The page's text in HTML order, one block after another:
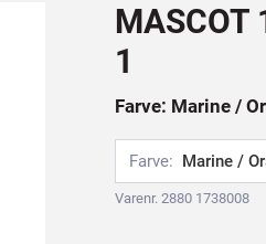
MASCOT
1
Farve: Marine /
Farve: Marine /
Varenr. 2880 1738008